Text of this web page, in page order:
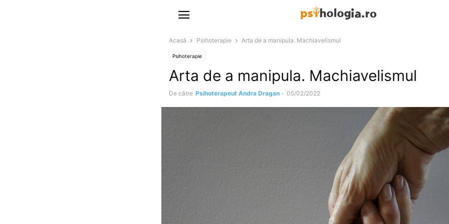
Acasă Psihoterapie Arta de a manipula. Machiavelismul
Psihoterapie
Arta de a manipula. Machiavelismul
De către Psihoterapeut Andra Dragan - 05/02/2022